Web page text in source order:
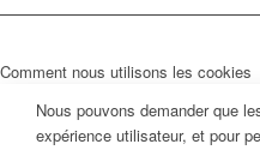
Comment nous utilisons les cookies
Nous pouvons demander que
expérience utilisateur, et pour